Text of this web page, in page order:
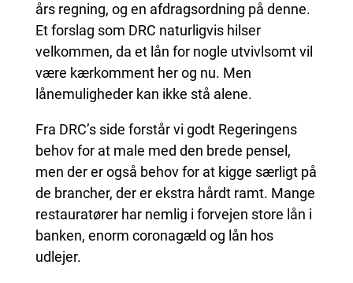
års regning, og en afdragsordning på denne.
Et forslag som DRC naturligvis hilser
velkommen, da et lån for nogle utvivlsomt vil
være kærkomment her og nu. Men
lånemuligheder kan ikke stå alene.
Fra DRC’s side forstår vi godt Regeringens
behov for at male med den brede pensel,
men der er også behov for at kigge særligt på
de brancher, der er ekstra hårdt ramt. Mange
restauratører har nemlig i forvejen store lån i
banken, enorm coronagæld og lån hos
udlejer.